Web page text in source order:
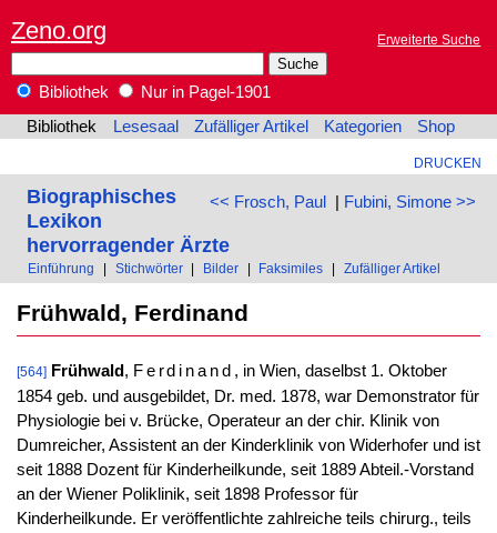
Zeno.org Erweiterte Suche
Bibliothek
Nur in Pagel-1901
Bibliothek
Lesesaal Zufälliger Artikel Kategorien Shop
DRUCKEN
<< Frosch, Paul| Fubini, Simone >>
Biographisches
Lexikon
hervorragender Ärzte
Einführung Stichwörter Bilder Faksimiles Zufälliger Artikel
Frühwald, Ferdinand
[564] Frühwald, Ferdinand , in Wien, daselbst 1. Oktober
1854 geb. und ausgebildet, Dr. med. 1878, war Demonstrator für
Physiologie bei v. Brücke, Operateur an der chir. Klinik von
Dumreicher, Assistent an der Kinderklinik von Widerhofer und ist
seit 1888 Dozent für Kinderheilkunde, seit 1889 Abteil.-Vorstand
an der Wiener Poliklinik, seit 1898 Professor für
Kinderheilkunde. Er veröffentlichte zahlreiche teils chirurg., teils